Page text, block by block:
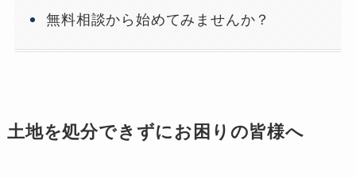
無料相談から始めてみませんか？
土地を処分できずにお困りの皆様へ